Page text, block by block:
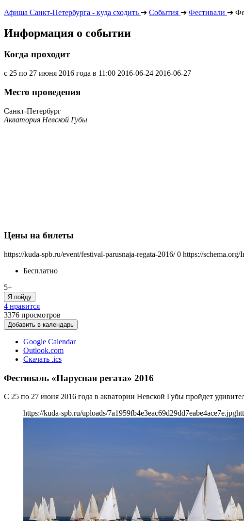
Афиша Санкт-Петербурга - куда сходить ➔ События ➔ Фестивали ➔
Информация о событии
Когда проходит
с 25 по 27 июня 2016 года в 11:00 2016-06-24 2016-06-27
Место проведения
Санкт-Петербург
Акватория Невской Губы
Цены на билеты
https://kuda-spb.ru/event/festival-parusnaja-regata-2016/ 0 https://schema.org/
Бесплатно
5+
Я пойду
4 нравится
3376 просмотров
Добавить в календарь
Google Calendar
Outlook.com
Скачать .ics
Фестиваль «Парусная регата» 2016
С 25 по 27 июня 2016 года в акватории Невской Губы пройдет
https://kuda-spb.ru/uploads/7a1959fb4e3eac69d29dd7eabe4ace7e.jpg